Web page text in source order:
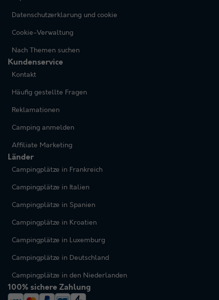
Datenschutzerklarung und cookie
Cookie-Verwaltung
Nach Themen suchen
Kundenservice
Kontakt
Häufig gestellte Fragen
Reklamationen
Camping anmelden
Affiliate Marketing
Länder
Campingplätze in Frankreich
Campingplätze in Italien
Campingplätze in Spanien
Campingplätze in Kroatien
Campingplätze in Luxemburg
Campingplätze in Deutschland
Campingplätze in den Niederlanden
100% sichere Zahlung